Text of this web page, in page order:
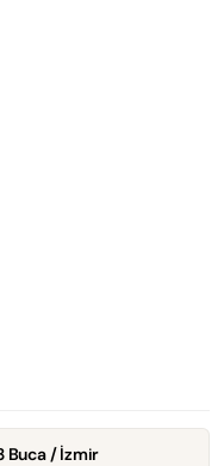
Buca / İzmir